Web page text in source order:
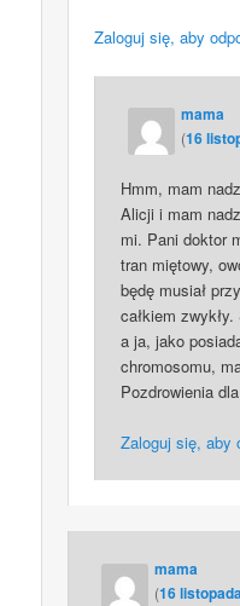
Zaloguj się, aby
mama
(16
Hmm, mam
Alicji i mam
mi. Pani doktor
tran miętowy,
będę musiał
całkiem
a ja, jako
chromosomu,
Pozdrowienia
Zaloguj się, aby
mama
(16